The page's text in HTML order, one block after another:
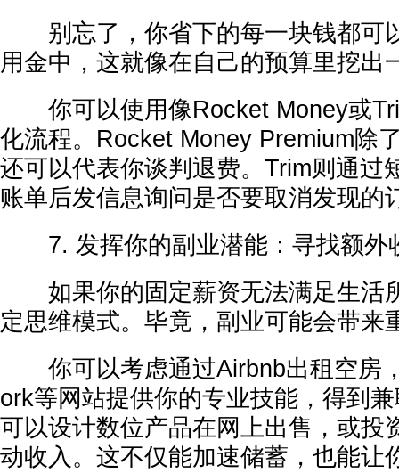
别忘了，你省下的每一块钱都可
用金中，这就像在自己的预算里挖出
你可以使用像Rocket Money或
化流程。Rocket Money Premium除
还可以代表你谈判退费。Trim则通过
账单后发信息询问是否要取消发现的
7. 发挥你的副业潜能：寻找额外
如果你的固定薪资无法满足生活
定思维模式。毕竟，副业可能会带来
你可以考虑通过Airbnb出租空房
ork等网站提供你的专业技能，得到
可以设计数位产品在网上出售，或投
动收入。这不仅能加速储蓄，也能让